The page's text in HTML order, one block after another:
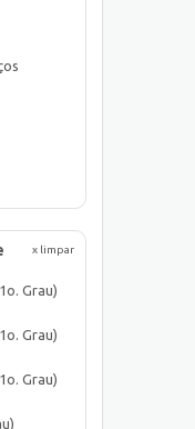
x limpar
Grau)
Grau)
Grau)